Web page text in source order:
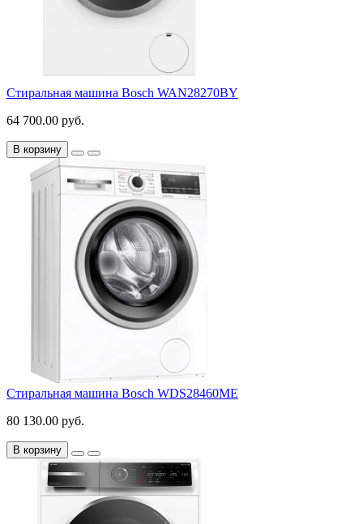
Стиральная машина Bosch WAN28270BY
64 700.00 руб.
В корзину
Стиральная машина Bosch WDS28460ME
80 130.00 руб.
В корзину